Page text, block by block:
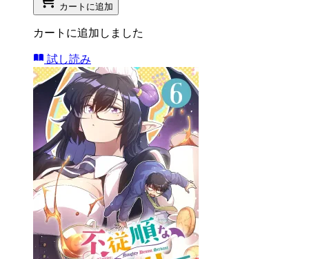
カートに追加
カートに追加しました
試し読み